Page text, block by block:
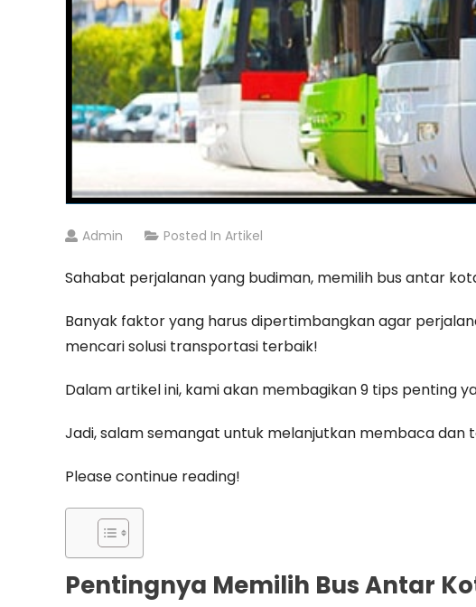
Admin Posted In Artikel
Sahabat perjalanan yang budiman, memilih bus antar
Banyak faktor yang harus dipertimbangkan agar
mencari solusi transportasi terbaik!
Dalam artikel ini, kami akan membagikan 9 tips penting
Jadi, salam semangat untuk melanjutkan membaca
Please continue reading!
Pentingnya Memilih Bus Antar